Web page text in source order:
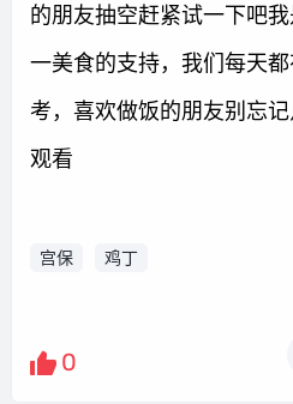
的朋友抽空赶紧试一下吧
一美食的支持，我们每天
考，喜欢做饭的朋友别忘
观看
宫保 鸡丁
0